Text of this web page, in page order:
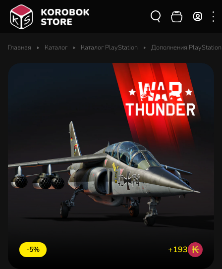
Главная Каталог Каталог PlayStation Дополнения PlayStation
-5% +193 ₭